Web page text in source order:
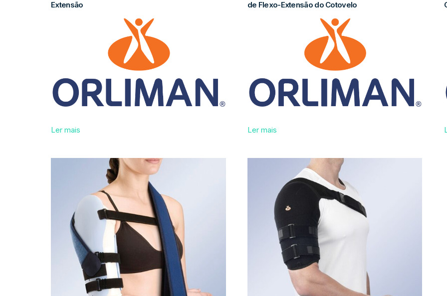
Extensão
Ler mais
de Flexo-Extensão do Cotovelo
Ler mais